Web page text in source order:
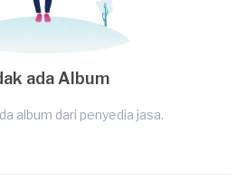
ada Album
album dari penyedia jasa.